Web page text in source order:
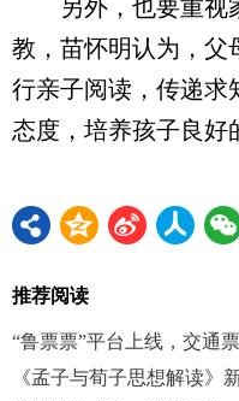
另外，也要重视
教，苗怀明认为，父
行亲子阅读，传递求
态度，培养孩子良好
推荐阅读
《孟子与荀子思想解读》